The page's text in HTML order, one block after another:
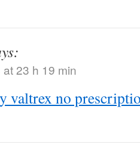
23 h 19 min
valtrex no